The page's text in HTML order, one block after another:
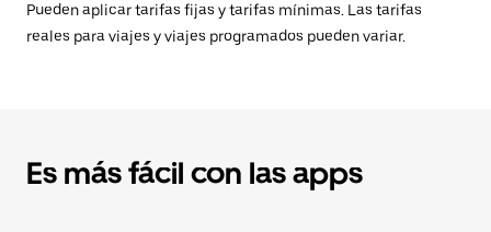
Pueden aplicar tarifas fijas y tarifas mínimas. Las tarifas
reales para viajes y viajes programados pueden variar.
Es más fácil con las apps